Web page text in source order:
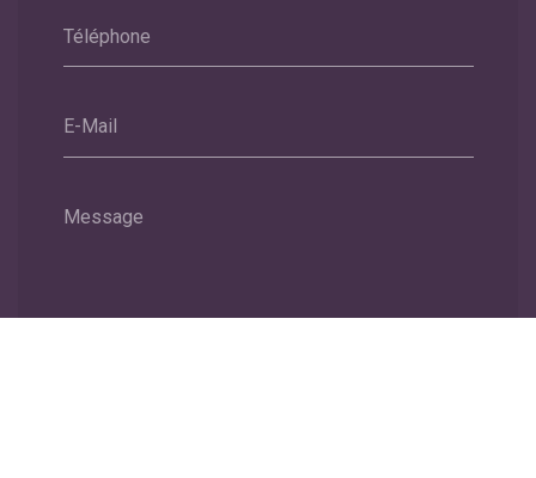
Téléphone
E-Mail
Message